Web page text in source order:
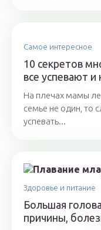
Самое интересное
10 секретов
все успевают
На плечах мамы
семье не один, то
успевать...
Здоровье и питание
Большая
причины,